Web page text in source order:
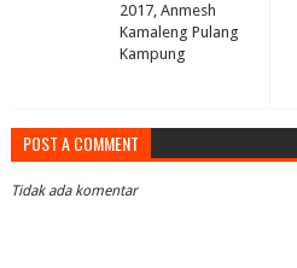
2017, Anmesh
Kamaleng Pulang
Kampung
POST A COMMENT
Tidak ada komentar